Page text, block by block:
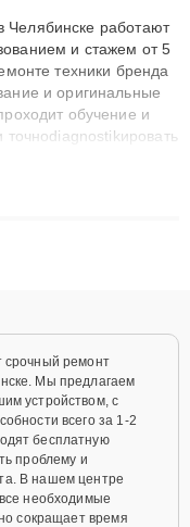
Челябинске работают
и стажем от 5
техники бренда
и оригинальные
обучение и
случаи: от замены
срочный ремонт
Мы предлагаем
устройством, с
всего за 1-2
бесплатную
проблему и
В нашем центре
необходимые
сокращает время